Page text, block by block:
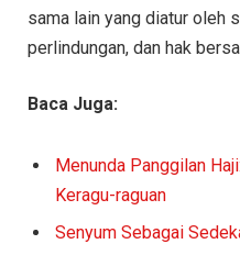
sama lain yang diatur oleh
perlindungan, dan hak
Baca Juga:
Menunda Panggilan
Keragu-raguan
Senyum Sebagai